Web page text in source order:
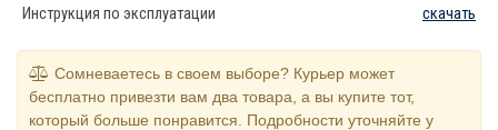
Инструкция по эксплуатации скачать
Сомневаетесь в своем выборе? Курьер может
бесплатно привезти вам два товара, а вы купите тот,
который больше понравится. Подробности уточняйте у